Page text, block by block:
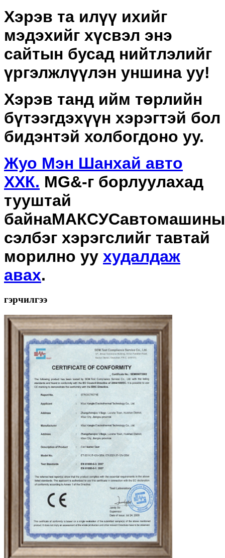
Хэрэв та илүү ихийг
мэдэхийг хүсвэл энэ
сайтын бусад нийтлэлийг
үргэлжлүүлэн уншина уу!
Хэрэв танд ийм төрлийн
бүтээгдэхүүн хэрэгтэй бол
бидэнтэй холбогдоно уу.
Жуо Мэн Шанхай авто
ХХК. MG&-г борлуулахад
тууштай
байнаМАКСУСавтомашины
сэлбэг хэрэгслийг тавтай
морилно уу худалдаж
авах.
гэрчилгээ